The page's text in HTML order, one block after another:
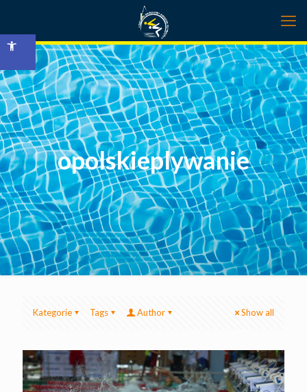
Open toolbar
opolskieplywanie
Kategorie Tags Author Show all